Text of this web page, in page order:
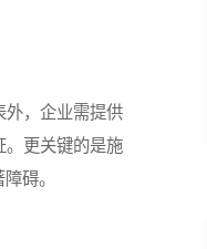
，企业需提供
。更关键的是施
碍。